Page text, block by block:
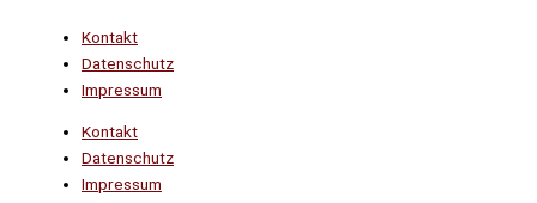
Kontakt
Datenschutz
Impressum
Kontakt
Datenschutz
Impressum